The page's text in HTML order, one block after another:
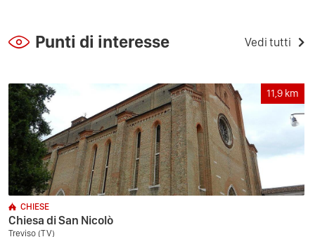
Punti di interesse Vedi tutti
11,9 km
CHIESE
Chiesa di San Nicolò
Treviso (TV)